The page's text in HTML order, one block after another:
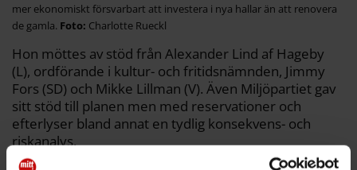
mer ekonomiskt försvarbart att investera i nya hallar än att renovera
de gamla.
Charlotte Rueckl
Hon möttes av stöd från Alexander Lind af Hageby
(L), ordförande i kultur- och fritidsnämnden, Jimmy
Fors (SD) och Mikke Lillman (V). Även Miljöpartiet gav
sitt stöd till planen men med reservationer och
efterlyser bland annat en tydlig konsekvens- och
riskanalys.